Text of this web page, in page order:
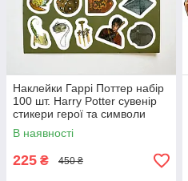
Наклейки Гаррі Поттер набір
100 шт. Harry Potter сувенір
стикери герої та символи
Гоґвортс подарунок фанатам
В наявності
225 ₴ 450 ₴